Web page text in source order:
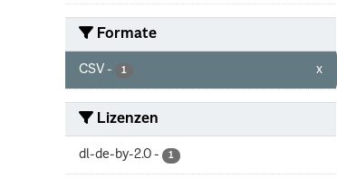
Formate
CSV - 1 x
Lizenzen
dl-de-by-2.0 - 1